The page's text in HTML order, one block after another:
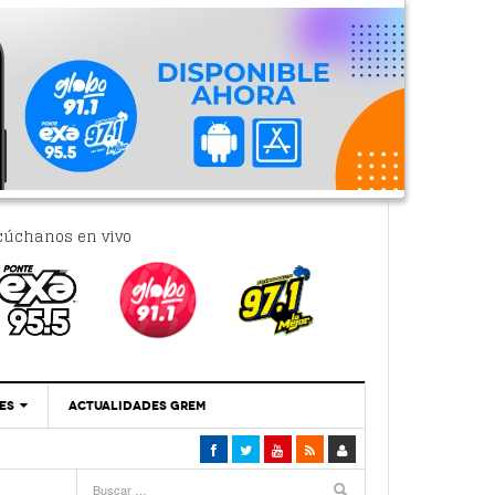
en vivo
‘Se Vale Soñar Con Una Contraloría Ciudadana’
ACTUALIDADES GREM